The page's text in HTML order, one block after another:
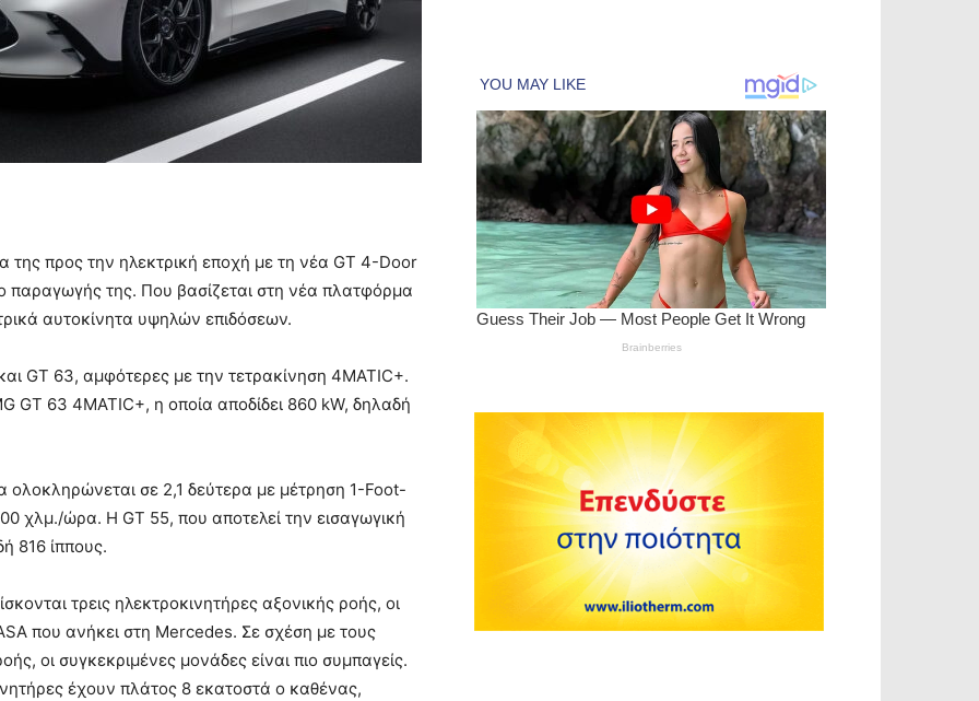
της προς την ηλεκτρική εποχή με τη νέα GT 4-Door
παραγωγής της. Που βασίζεται στη νέα πλατφόρμα
αυτοκίνητα υψηλών επιδόσεων.
GT 63, αμφότερες με την τετρακίνηση 4MATIC+.
GT 63 4MATIC+, η οποία αποδίδει 860 kW, δηλαδή
σε 2,1 δεύτερα με μέτρηση 1-Foot-
χλμ./ώρα. Η GT 55, που αποτελεί την εισαγωγική
816 ίππους.
τρεις ηλεκτροκινητήρες αξονικής ροής, οι
που ανήκει στη Mercedes. Σε σχέση με τους
οι συγκεκριμένες μονάδες είναι πιο συμπαγείς.
έχουν πλάτος 8 εκατοστά ο καθένας,